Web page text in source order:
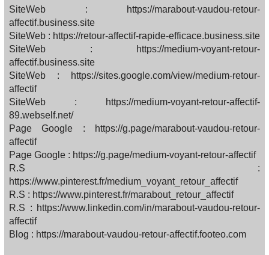
SiteWeb : https://marabout-vaudou-retour-
affectif.business.site
SiteWeb : https://retour-affectif-rapide-efficace.business.site
SiteWeb : https://medium-voyant-retour-
affectif.business.site
SiteWeb : https://sites.google.com/view/medium-retour-
affectif
SiteWeb : https://medium-voyant-retour-affectif-
89.webself.net/
Page Google : https://g.page/marabout-vaudou-retour-
affectif
Page Google : https://g.page/medium-voyant-retour-affectif
R.S :
https://www.pinterest.fr/medium_voyant_retour_affectif
R.S : https://www.pinterest.fr/marabout_retour_affectif
R.S : https://www.linkedin.com/in/marabout-vaudou-retour-
affectif
Blog : https://marabout-vaudou-retour-affectif.footeo.com